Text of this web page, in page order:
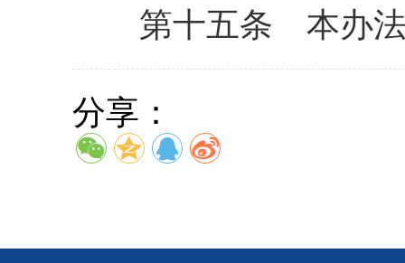
第十五条 本办法
分享：